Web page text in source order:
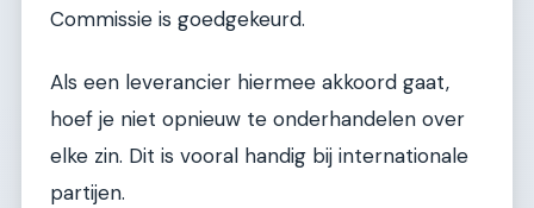
Commissie is goedgekeurd.
Als een leverancier hiermee akkoord gaat,
hoef je niet opnieuw te onderhandelen over
elke zin. Dit is vooral handig bij internationale
partijen.